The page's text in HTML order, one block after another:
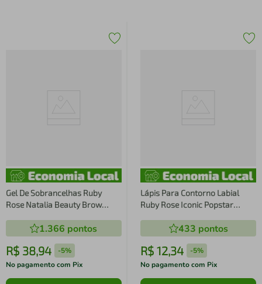
Gel De Sobrancelhas Ruby
Rose Natalia Beauty Brow
1.366 pontos
R$ 38,94 -5%
No pagamento com Pix
Lápis Para Contorno Labial
Ruby Rose Iconic Popstar
433 pontos
R$ 12,34 -5%
No pagamento com Pix